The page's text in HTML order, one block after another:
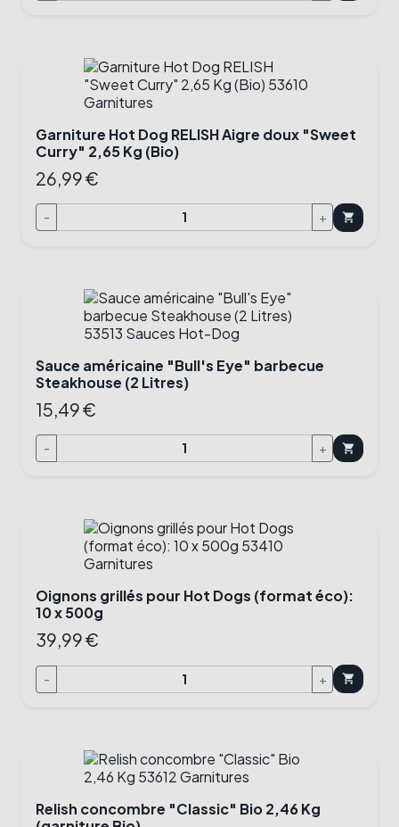
Garniture Hot Dog RELISH Aigre doux "Sweet
Curry" 2,65 Kg (Bio)
26,99 €
- + shopping_cart
Sauce américaine "Bull's Eye" barbecue
Steakhouse (2 Litres)
15,49 €
- + shopping_cart
Oignons grillés pour Hot Dogs (format éco):
10 x 500g
39,99 €
- + shopping_cart
Relish concombre "Classic" Bio 2,46 Kg